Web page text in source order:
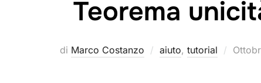
Teorema
di Marco Costanzo aiuto, tutorial